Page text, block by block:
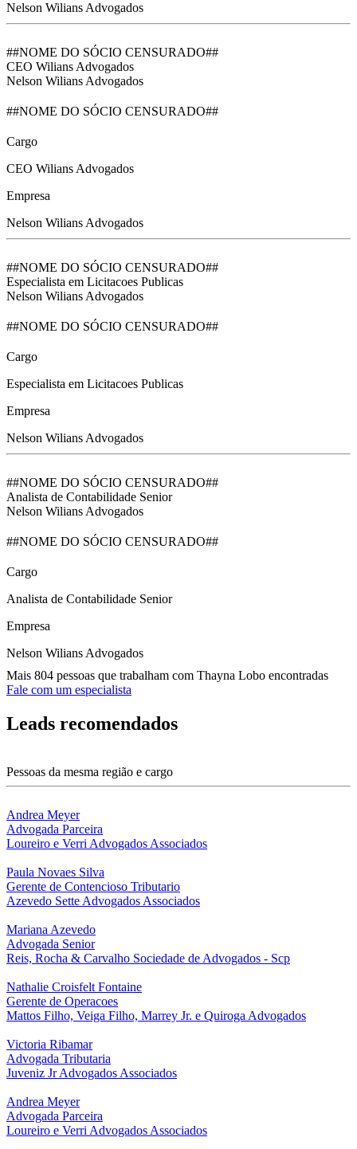
Nelson Wilians Advogados
##NOME DO SÓCIO CENSURADO##
CEO Wilians Advogados
Nelson Wilians Advogados
##NOME DO SÓCIO CENSURADO##
Cargo
CEO Wilians Advogados
Empresa
Nelson Wilians Advogados
##NOME DO SÓCIO CENSURADO##
Especialista em Licitacoes Publicas
Nelson Wilians Advogados
##NOME DO SÓCIO CENSURADO##
Cargo
Especialista em Licitacoes Publicas
Empresa
Nelson Wilians Advogados
##NOME DO SÓCIO CENSURADO##
Analista de Contabilidade Senior
Nelson Wilians Advogados
##NOME DO SÓCIO CENSURADO##
Cargo
Analista de Contabilidade Senior
Empresa
Nelson Wilians Advogados
Mais 804 pessoas que trabalham com Thayna Lobo encontradas
Fale com um especialista
Leads recomendados
Pessoas da mesma região e cargo
Andrea Meyer
Advogada Parceira
Loureiro e Verri Advogados Associados
Paula Novaes Silva
Gerente de Contencioso Tributario
Azevedo Sette Advogados Associados
Mariana Azevedo
Advogada Senior
Reis, Rocha & Carvalho Sociedade de Advogados - Scp
Nathalie Croisfelt Fontaine
Gerente de Operacoes
Mattos Filho, Veiga Filho, Marrey Jr. e Quiroga Advogados
Victoria Ribamar
Advogada Tributaria
Juveniz Jr Advogados Associados
Andrea Meyer
Advogada Parceira
Loureiro e Verri Advogados Associados